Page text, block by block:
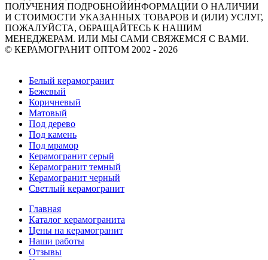
ПОЛУЧЕНИЯ ПОДРОБНОЙИНФОРМАЦИИ О НАЛИЧИИ
И СТОИМОСТИ УКАЗАННЫХ ТОВАРОВ И (ИЛИ) УСЛУГ,
ПОЖАЛУЙСТА, ОБРАЩАЙТЕСЬ К НАШИМ
МЕНЕДЖЕРАМ. ИЛИ МЫ САМИ СВЯЖЕМСЯ С ВАМИ.
© КЕРАМОГРАНИТ ОПТОМ 2002 - 2026
Белый керамогранит
Бежевый
Коричневый
Матовый
Под дерево
Под камень
Под мрамор
Керамогранит серый
Керамогранит темный
Керамогранит черный
Светлый керамогранит
Главная
Каталог керамогранита
Цены на керамогранит
Наши работы
Отзывы